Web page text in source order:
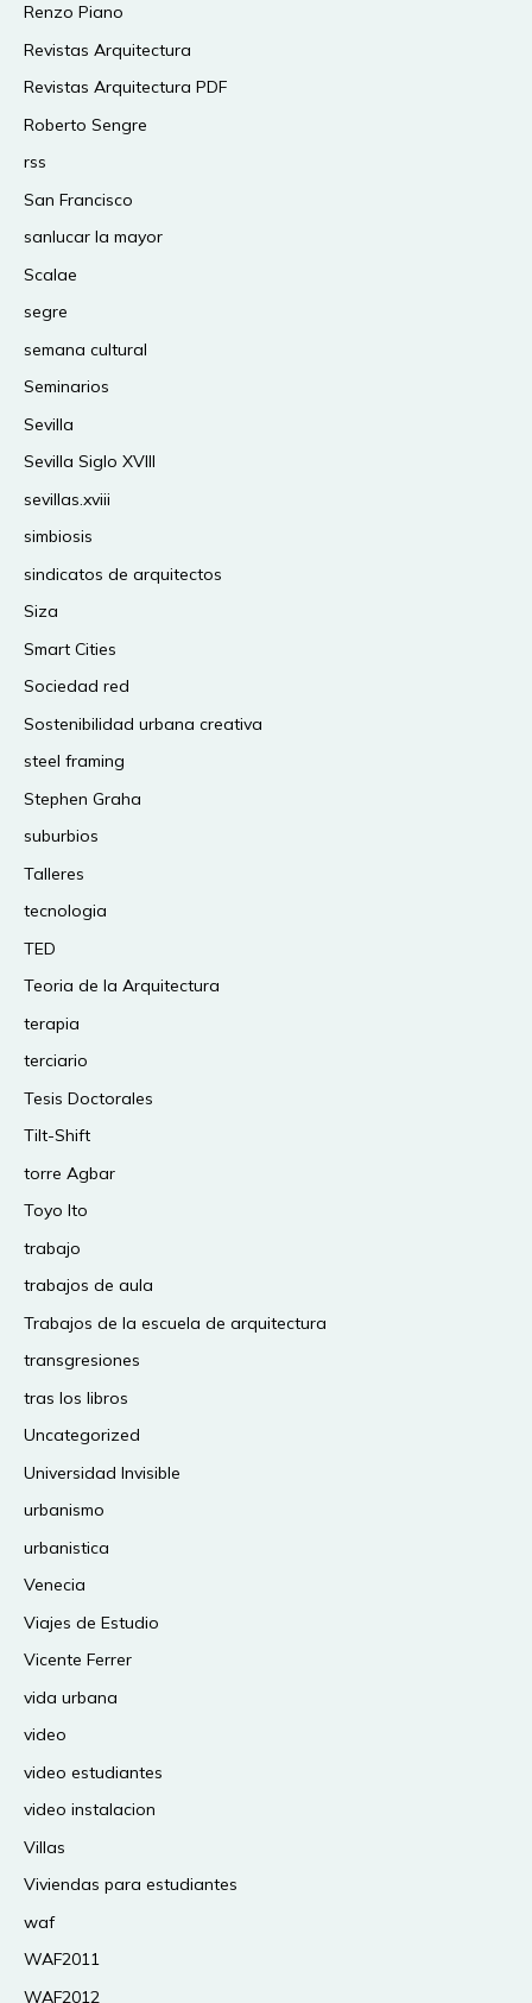
Renzo Piano
Revistas Arquitectura
Revistas Arquitectura PDF
Roberto Sengre
rss
San Francisco
sanlucar la mayor
Scalae
segre
semana cultural
Seminarios
Sevilla
Sevilla Siglo XVIII
sevillas.xviii
simbiosis
sindicatos de arquitectos
Siza
Smart Cities
Sociedad red
Sostenibilidad urbana creativa
steel framing
Stephen Graha
suburbios
Talleres
tecnologia
TED
Teoria de la Arquitectura
terapia
terciario
Tesis Doctorales
Tilt-Shift
torre Agbar
Toyo Ito
trabajo
trabajos de aula
Trabajos de la escuela de arquitectura
transgresiones
tras los libros
Uncategorized
Universidad Invisible
urbanismo
urbanistica
Venecia
Viajes de Estudio
Vicente Ferrer
vida urbana
video
video estudiantes
video instalacion
Villas
Viviendas para estudiantes
waf
WAF2011
WAF2012